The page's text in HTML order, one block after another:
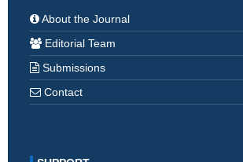
About the Journal
Editorial Team
Submissions
Contact